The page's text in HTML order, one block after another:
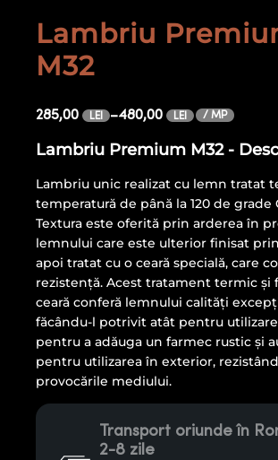
Lambriu
M32
285,00 LEI –480,00 LEI / MP
Lambriu Premium M32 -
Lambriu unic realizat cu lemn tratat
temperatură de până la 120 de grade
Textura este oferită prin arderea în
lemnului care este ulterior finisat
apoi tratat cu o ceară specială, care
rezistență. Acest tratament termic și
ceară conferă lemnului calități
făcându-l potrivit atât pentru
pentru a adăuga un farmec rustic și
pentru utilizarea în exterior,
provocările mediului.
Transport oriunde în
2-8 zile